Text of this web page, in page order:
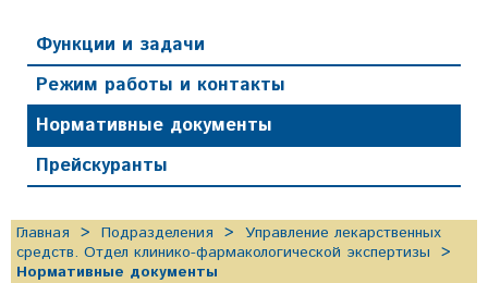
Функции и задачи
Режим работы и контакты
Нормативные документы
Прейскуранты
Главная Подразделения
Управление лекарственных
средств. Отдел клинико-фармакологической экспертизы
Нормативные документы